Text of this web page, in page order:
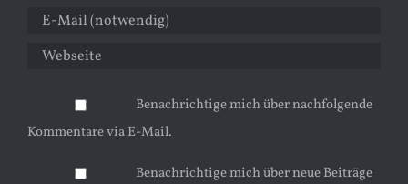
Benachrichtige mich über nachfolgende
Kommentare via E-Mail.
Benachrichtige mich über neue Beiträge